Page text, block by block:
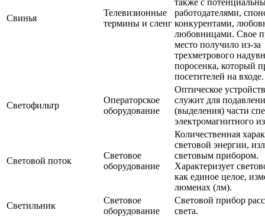
Свинья
Телевизионные
термины и сленг
также с
работодателями,
конкурентами,
любовницами. Свое
место получило из-за
трехметрового
поросенка, который
посетителей на входе.
Светофильтр
Операторское
оборудование
Оптическое
служит для
(выделения) части
электромагнитного
Световой поток
Световое
оборудование
Количественная
световой энергии,
световым прибором.
Характеризует
как единое целое,
люменах (лм).
Светильник
Световое
оборудование
Световой прибор
света.